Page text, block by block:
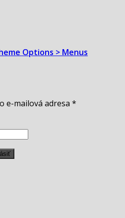
Options > Menus
e-mailová adresa *